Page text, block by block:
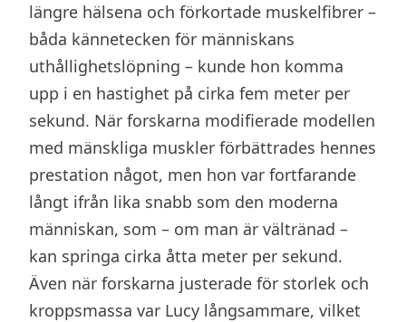
längre hälsena och förkortade muskelfibrer –
båda kännetecken för människans
uthållighetslöpning – kunde hon komma
upp i en hastighet på cirka fem meter per
sekund. När forskarna modifierade modellen
med mänskliga muskler förbättrades hennes
prestation något, men hon var fortfarande
långt ifrån lika snabb som den moderna
människan, som – om man är vältränad –
kan springa cirka åtta meter per sekund.
Även när forskarna justerade för storlek och
kroppsmassa var Lucy långsammare, vilket